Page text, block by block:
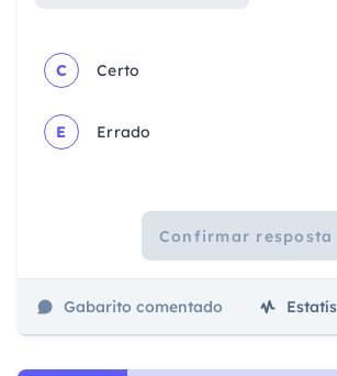
C Certo
E Errado
Confirmar resposta
Gabarito comentado